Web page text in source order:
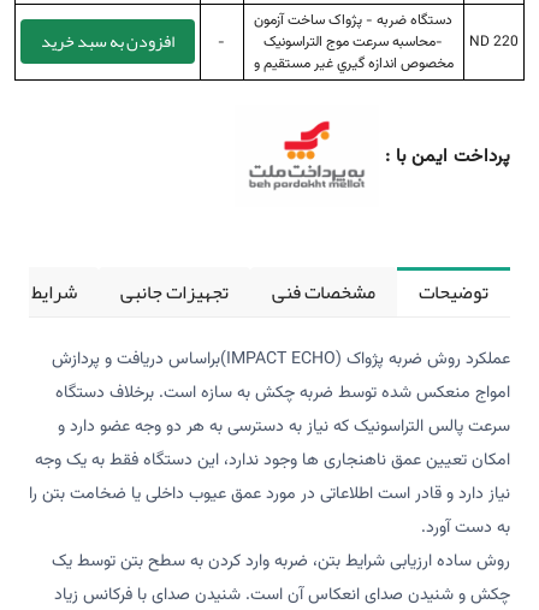
ND 220
دستگاه ضربه - پژواک ساخت آزمون
-محاسبه سرعت موج التراسونيک
مخصوص اندازه گيري غير مستقيم و
- افزودن به سبد خرید
پرداخت ایمن با :
توضیحات مشخصات فنی تجهیزات جانبی شرایط
عملکرد روش ضربه پژواک (IMPACT ECHO)براساس دریافت و پردازش
امواج منعکس شده توسط ضربه چکش به سازه است. برخلاف دستگاه
سرعت پالس التراسونیک که نیاز به دسترسی به هر دو وجه عضو دارد و
امکان تعیین عمق ناهنجاری ها وجود ندارد، این دستگاه فقط به یک وجه
نیاز دارد و قادر است اطلاعاتی در مورد عمق عیوب داخلی یا ضخامت بتن را
به دست آورد.
روش ساده ارزیابی شرایط بتن، ضربه وارد کردن به سطح بتن توسط یک
چکش و شنیدن صدای انعکاس آن است. شنیدن صدای با فرکانس زیاد